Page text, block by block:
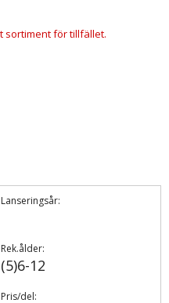
sortiment för tillfället.
Lanseringsår:
Rek.ålder:
(5)6-12
Pris/del: